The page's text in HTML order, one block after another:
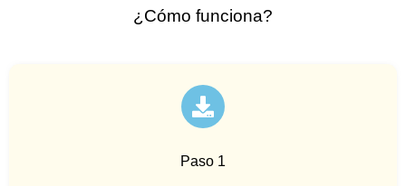
¿Cómo funciona?
Paso 1